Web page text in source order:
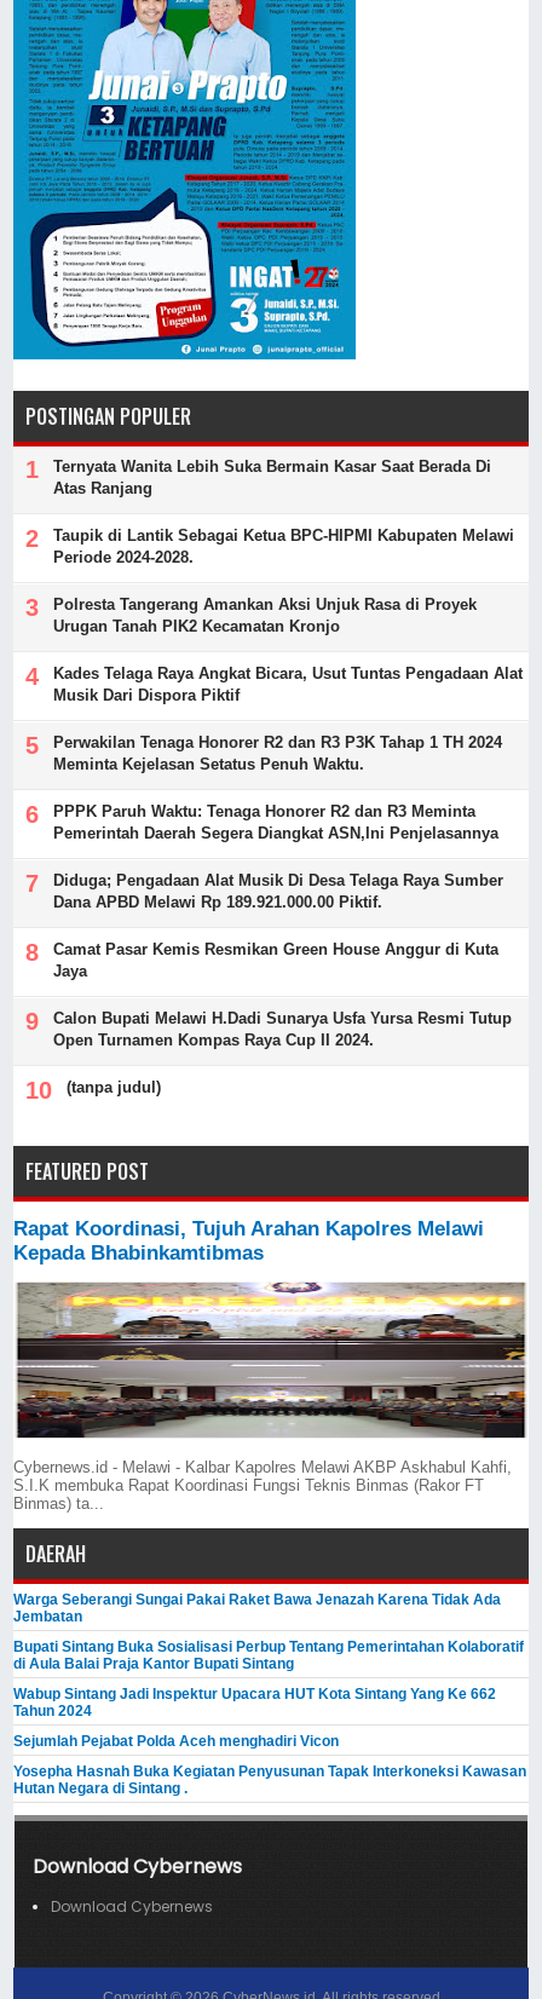
POSTINGAN POPULER
Ternyata Wanita Lebih Suka Bermain Kasar Saat Berada Di
Atas Ranjang
Taupik di Lantik Sebagai Ketua BPC-HIPMI Kabupaten Melawi
Periode 2024-2028.
Polresta Tangerang Amankan Aksi Unjuk Rasa di Proyek
Urugan Tanah PIK2 Kecamatan Kronjo
Kades Telaga Raya Angkat Bicara, Usut Tuntas Pengadaan Alat
Musik Dari Dispora Piktif
Perwakilan Tenaga Honorer R2 dan R3 P3K Tahap 1 TH 2024
Meminta Kejelasan Setatus Penuh Waktu.
PPPK Paruh Waktu: Tenaga Honorer R2 dan R3 Meminta
Pemerintah Daerah Segera Diangkat ASN,Ini Penjelasannya
Diduga; Pengadaan Alat Musik Di Desa Telaga Raya Sumber
Dana APBD Melawi Rp 189.921.000.00 Piktif.
Camat Pasar Kemis Resmikan Green House Anggur di Kuta
Jaya
Calon Bupati Melawi H.Dadi Sunarya Usfa Yursa Resmi Tutup
Open Turnamen Kompas Raya Cup II 2024.
(tanpa judul)
FEATURED POST
Rapat Koordinasi, Tujuh Arahan Kapolres Melawi
Kepada Bhabinkamtibmas
Cybernews.id - Melawi - Kalbar Kapolres Melawi AKBP Askhabul Kahfi,
S.I.K membuka Rapat Koordinasi Fungsi Teknis Binmas (Rakor FT
Binmas) ta...
DAERAH
Warga Seberangi Sungai Pakai Raket Bawa Jenazah Karena Tidak Ada
Jembatan
Bupati Sintang Buka Sosialisasi Perbup Tentang Pemerintahan Kolaboratif
di Aula Balai Praja Kantor Bupati Sintang
Wabup Sintang Jadi Inspektur Upacara HUT Kota Sintang Yang Ke 662
Tahun 2024
Sejumlah Pejabat Polda Aceh menghadiri Vicon
Yosepha Hasnah Buka Kegiatan Penyusunan Tapak Interkoneksi Kawasan
Hutan Negara di Sintang .
Download Cybernews
Download Cybernews